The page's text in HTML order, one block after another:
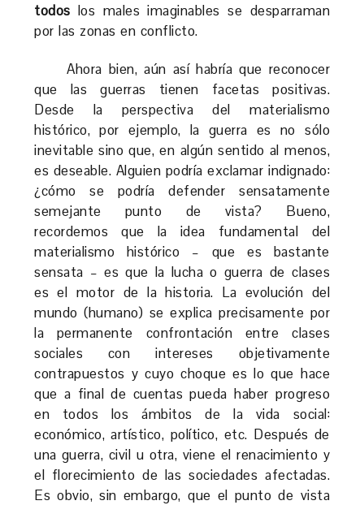
todos los males imaginables se desparraman
por las zonas en conflicto.
Ahora bien, aún así habría que reconocer
que las guerras tienen facetas positivas.
Desde la perspectiva del materialismo
histórico, por ejemplo, la guerra es no sólo
inevitable sino que, en algún sentido al menos,
es deseable. Alguien podría exclamar indignado:
¿cómo se podría defender sensatamente
semejante punto de vista? Bueno,
recordemos que la idea fundamental del
materialismo histórico – que es bastante
sensata – es que la lucha o guerra de clases
es el motor de la historia. La evolución del
mundo (humano) se explica precisamente por
la permanente confrontación entre clases
sociales con intereses objetivamente
contrapuestos y cuyo choque es lo que hace
que a final de cuentas pueda haber progreso
en todos los ámbitos de la vida social:
económico, artístico, político, etc. Después de
una guerra, civil u otra, viene el renacimiento y
el florecimiento de las sociedades afectadas.
Es obvio, sin embargo, que el punto de vista